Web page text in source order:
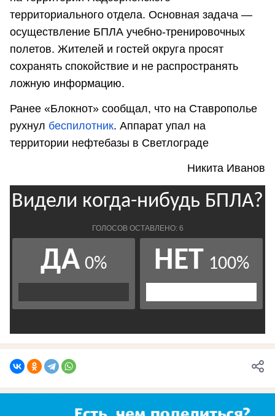
территориального отдела. Основная задача —
осуществление БПЛА учебно-тренировочных
полетов. Жителей и гостей округа просят
сохранять спокойствие и не распространять
ложную информацию.
Ранее «Блокнот» сообщал, что на Ставрополье
рухнул беспилотник. Аппарат упал на
территории нефтебазы в Светлограде
Никита Иванов